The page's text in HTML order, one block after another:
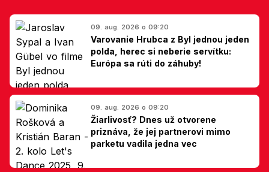
09. aug. 2026 o 09:20
Varovanie Hrubca z Byl jednou jeden
polda, herec si neberie servítku:
Európa sa rúti do záhuby!
09. aug. 2026 o 09:20
Žiarlivosť? Dnes už otvorene
priznáva, že jej partnerovi mimo
parketu vadila jedna vec